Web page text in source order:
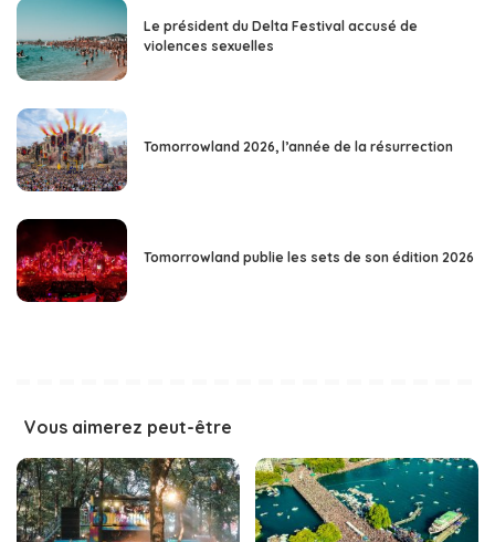
Le président du Delta Festival accusé de
violences sexuelles
Tomorrowland 2026, l’année de la résurrection
Tomorrowland publie les sets de son édition 2026
Vous aimerez peut-être